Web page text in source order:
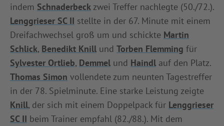
indem Schnaderbeck zwei Treffer nachlegte (50./72.).
Lenggrieser SC II stellte in der 67. Minute mit einem
Dreifachwechsel groß um und schickte Martin
Schlick, Benedikt Knill und Torben Flemming für
Sylvester Ortlieb, Demmel und Haindl auf den Platz.
Thomas Simon vollendete zum neunten Tagestreffer
in der 78. Spielminute. Eine starke Leistung zeigte
Knill, der sich mit einem Doppelpack für Lenggrieser
SC II beim Trainer empfahl (82./88.). Mit dem